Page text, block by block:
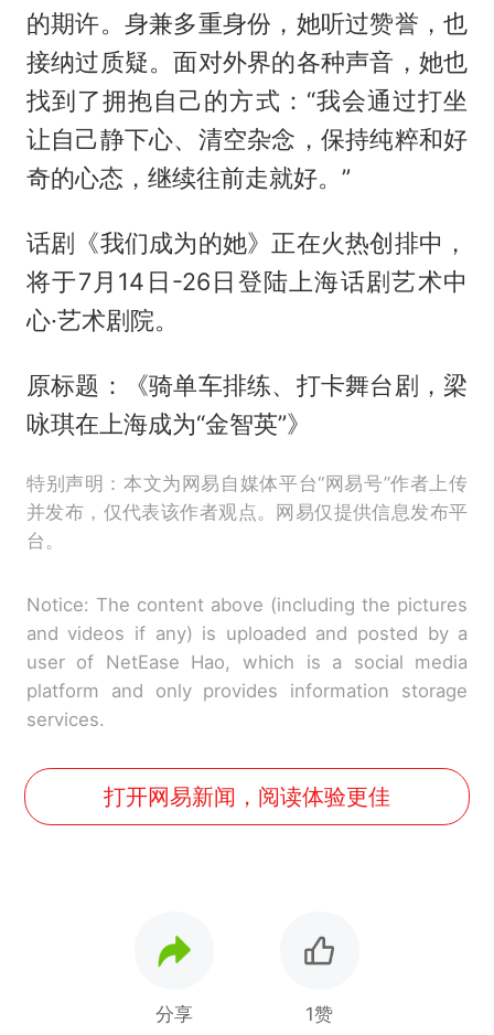
的期许。身兼多重身份，她听过赞誉，也
接纳过质疑。面对外界的各种声音，她也
找到了拥抱自己的方式：“我会通过打坐
让自己静下心、清空杂念，保持纯粹和好
奇的心态，继续往前走就好。”
话剧《我们成为的她》正在火热创排中，
将于7月14日-26日登陆上海话剧艺术中
心·艺术剧院。
原标题：《骑单车排练、打卡舞台剧，梁
咏琪在上海成为“金智英”》
特别声明：本文为网易自媒体平台“网易号”作者上传
并发布，仅代表该作者观点。网易仅提供信息发布平
台。
Notice: The content above (including the pictures
and videos if any) is uploaded and posted by a
user of NetEase Hao, which is a social media
platform and only provides information storage
services.
打开网易新闻，阅读体验更佳
分享 1赞